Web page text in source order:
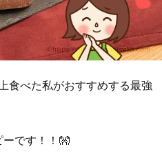
食べた私がおすすめする最強
です！！👐